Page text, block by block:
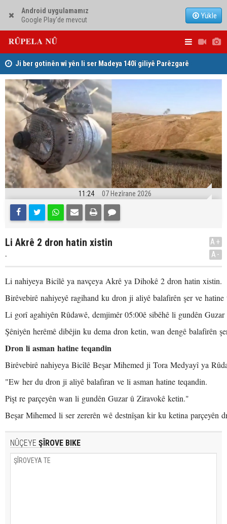
Android uygulamamız
Google Play'de mevcut
Yükle
Ji ber gotinên wî yên li ser Madeya 140î giliyê Parêzgarê
Kerkûkê kir
11:24 07 Hezîrane 2026
Li Akrê 2 dron hatin xistin
.
A+
A-
Li nahiyeya Bicîlê ya navçeya Akrê ya Dihokê 2 dron hatin xistin.
Birêvebirê nahiyeyê ragihand ku dron ji aliyê balafirên şer ve
Li gorî agahiyên Rûdawê, demjimêr 05:00ê sibêhê li gundên
Şêniyên herêmê dibêjin ku dema dron ketin, wan dengê balafirên
Dron li asman hatine teqandin
Birêvebirê nahiyeya Bicîlê Beşar Mihemed ji Tora Medyayî ya
"Ew her du dron ji aliyê balafiran ve li asman hatine teqandin.
Pişt re parçeyên wan li gundên Guzar û Ziravokê ketin."
Beşar Mihemed li ser zererên wê destnîşan kir ku ketina
NÛÇEYE ŞÎROVE BIKE